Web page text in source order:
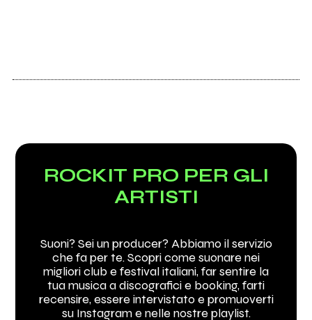
ROCKIT PRO PER GLI
ARTISTI
Suoni? Sei un producer? Abbiamo il servizio
che fa per te. Scopri come suonare nei
migliori club e festival italiani, far sentire la
tua musica a discografici e booking, farti
recensire, essere intervistato e promuoverti
su Instagram e nelle nostre playlist.